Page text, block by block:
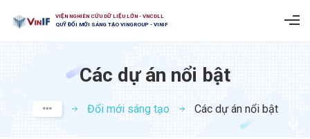
VIỆN NGHIÊN CỨU DỮ LIỆU LỚN - VNCDLL
QUỸ ĐỔI MỚI SÁNG TẠO VINGROUP - VINIF
Các dự án nổi bật
Đổi mới sáng tạo Các dự án nổi bật